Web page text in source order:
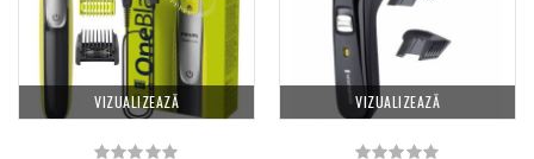
VIZUALIZEAZĂ VIZUALIZEAZĂ